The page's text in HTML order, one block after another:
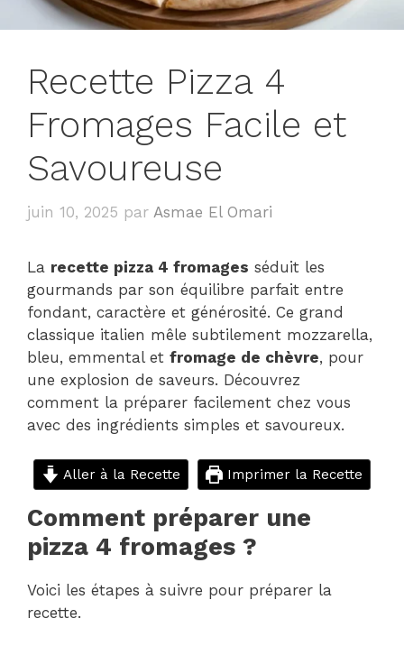
Recette Pizza 4
Fromages Facile et
Savoureuse
juin 10, 2025 par Asmae El Omari
La recette pizza 4 fromages séduit les
gourmands par son équilibre parfait entre
fondant, caractère et générosité. Ce grand
classique italien mêle subtilement mozzarella,
bleu, emmental et fromage de chèvre, pour
une explosion de saveurs. Découvrez
comment la préparer facilement chez vous
avec des ingrédients simples et savoureux.
Aller à la Recette Imprimer la Recette
Comment préparer une
pizza 4 fromages ?
Voici les étapes à suivre pour préparer la
recette.